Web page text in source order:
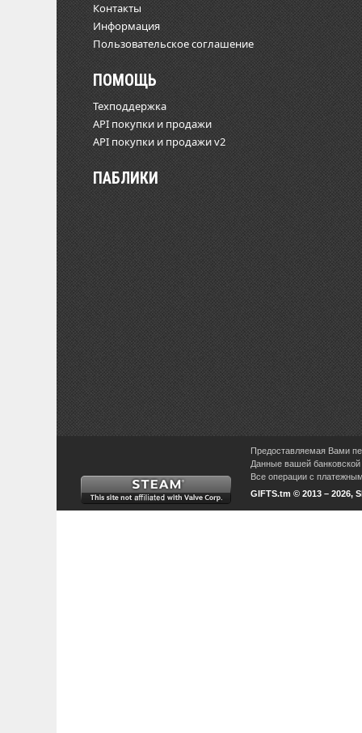
Контакты
Информация
Пользовательское соглашение
ПОМОЩЬ
Техподдержка
API покупки и продажи
API покупки и продажи v2
ПАБЛИКИ
Предоставляемая Вами
Данные вашей
Все операции с
GIFTS.tm © 2013 – 2026,